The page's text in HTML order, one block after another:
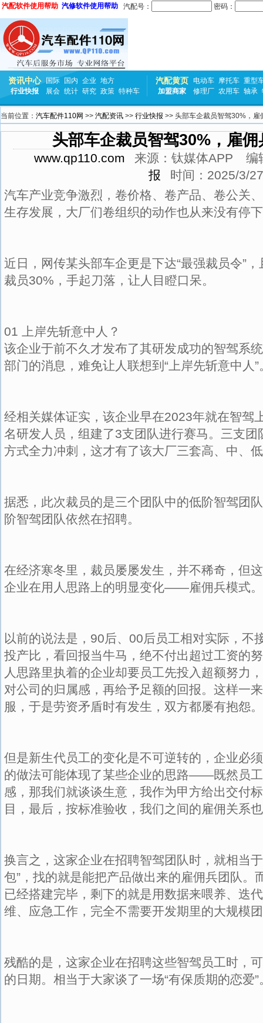
汽配软件使用帮助 汽修软件使用帮助 汽配号： 密码：
资讯中心 国际 国内 企业 地方
行业快报
展会 统计 研究 政策 特种车
汽配黄页 电动车 摩托车 重型
加盟商家
修理厂 农用车 轴承
当前位置： 汽车配件110网 >> 汽配资讯 >> 行业快报 >> 头部车企裁员智驾30%，雇
头部车企裁员智驾30%，雇
www.qp110.com 来源： 钛媒体APP
编
报
时间： 2025/3/
汽车产业竞争激烈，卷价格、卷产品、卷公关
生存发展，大厂们卷组织的动作也从来没有停
近日，网传某头部车企更是下达“最强裁员令”
裁员30%，手起刀落，让人目瞪口呆。
01 上岸先斩意中人？
该企业于前不久才发布了其研发成功的智驾系
部门的消息，难免让人联想到“上岸先斩意中人”
经相关媒体证实，该企业早在2023年就在智驾
名研发人员，组建了3支团队进行赛马。三支
方式全力冲刺，这才有了该大厂三套高、中、
据悉，此次裁员的是三个团队中的低阶智驾团
阶智驾团队依然在招聘。
在经济寒冬里，裁员屡屡发生，并不稀奇，但
企业在用人思路上的明显变化——雇佣兵模式。
以前的说法是，90后、00后员工相对实际，不
投产比，看回报当牛马，绝不付出超过工资的
人思路里执着的企业却要员工先投入超额努力
对公司的归属感，再给予足额的回报。这样一
服，于是劳资矛盾时有发生，双方都屡有抱怨。
但是新生代员工的变化是不可逆转的，企业必
的做法可能体现了某些企业的思路——既然员
感，那我们就谈谈生意，我作为甲方给出交付
目，最后，按标准验收，我们之间的雇佣关系
换言之，这家企业在招聘智驾团队时，就相当
包”，找的就是能把产品做出来的雇佣兵团队。
已经搭建完毕，剩下的就是用数据来喂养、迭
维、应急工作，完全不需要开发期里的大规模
残酷的是，这家企业在招聘这些智驾员工时，
的日期。相当于大家谈了一场“有保质期的恋爱”